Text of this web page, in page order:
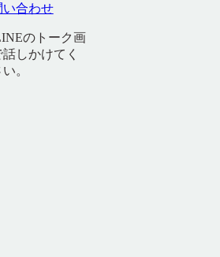
い合わせ
のトーク画
しかけてく
。